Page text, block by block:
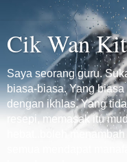
Cik Wan
Saya seorang guru.
biasa-biasa. Yang
dengan ikhlas. Yang
resepi, memasak itu
hebat..boleh